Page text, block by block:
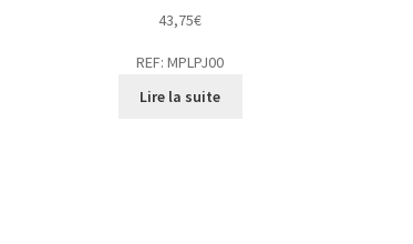
43,75€
REF: MPLPJ00
Lire la suite